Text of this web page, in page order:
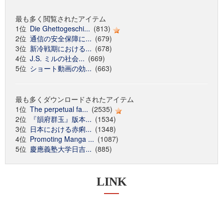
最も多く閲覧されたアイテム
1位 Die Ghettogeschi... (813)
2位 通信の安全保障に... (679)
3位 新冷戦期における... (678)
4位 J.S. ミルの社会... (669)
5位 ショート動画の効... (663)
最も多くダウンロードされたアイテム
1位 The perpetual fa... (2535)
2位
『韻府群玉』版本... (1534)
3位 日本における赤痢... (1348)
4位 Promoting Manga ... (1087)
5位 慶應義塾大学日吉... (885)
LINK